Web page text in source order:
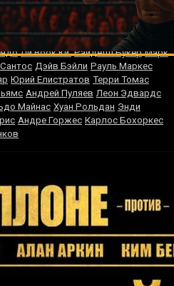
Габриэль Росадо Чарльз
Мюррей Хорхе Луис Мунгия
Лолито
Тапия Даррен Литтлвуд
Ли Воок Ки Райделл Букер Марк
Дэйв Бэйли Рауль Маркес
Юрий Елистратов Терри Томас
Андрей Пуляев Леон Эдвардс
Майнас Хуан Рольдан Энди
Андре Горжес Карлос Бохоркес